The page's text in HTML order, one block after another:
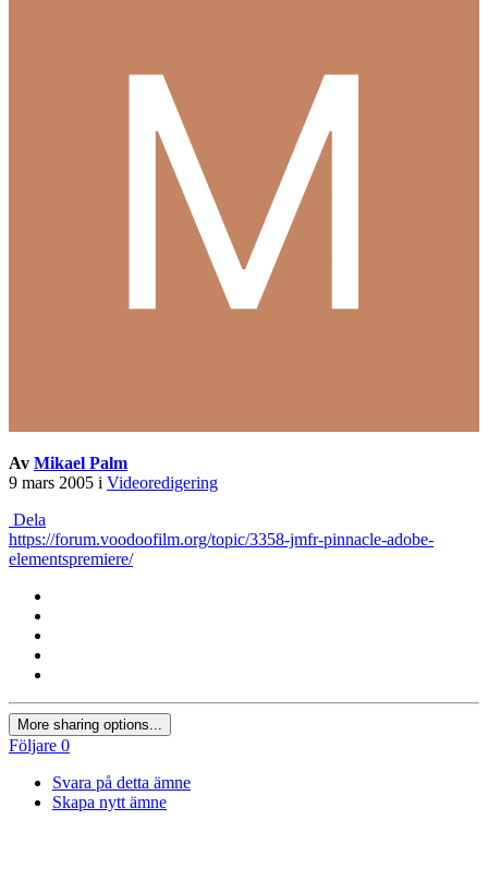
Av Mikael Palm
9 mars 2005 i Videoredigering
Dela
https://forum.voodoofilm.org/topic/3358-jmfr-pinnacle-adobe-
elementspremiere/
More sharing options...
Följare 0
Svara på detta ämne
Skapa nytt ämne